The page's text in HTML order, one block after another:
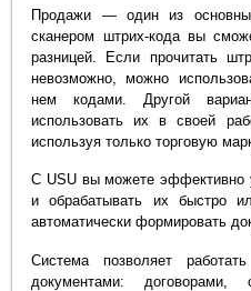
Продажи — один из
сканером штрих-кода вы
разницей. Если прочитать
невозможно, можно
нем кодами. Другой
использовать их в своей
используя только торговую
С USU вы можете эффективно
и обрабатывать их быстро
автоматически формировать
Система позволяет
документами: договорами,